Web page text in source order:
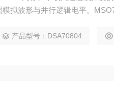
拟波形与并行逻辑电平。
动分析，弄懂 SPC 信号补偿
产品型号：DSA70804